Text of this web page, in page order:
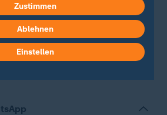
Hafen in unsicheren Zeiten
Als renditebringende Investition
Die Entscheidung, Gold
vor allem eine persönliche.
Zustimmen
Ablehnen
Einstellen